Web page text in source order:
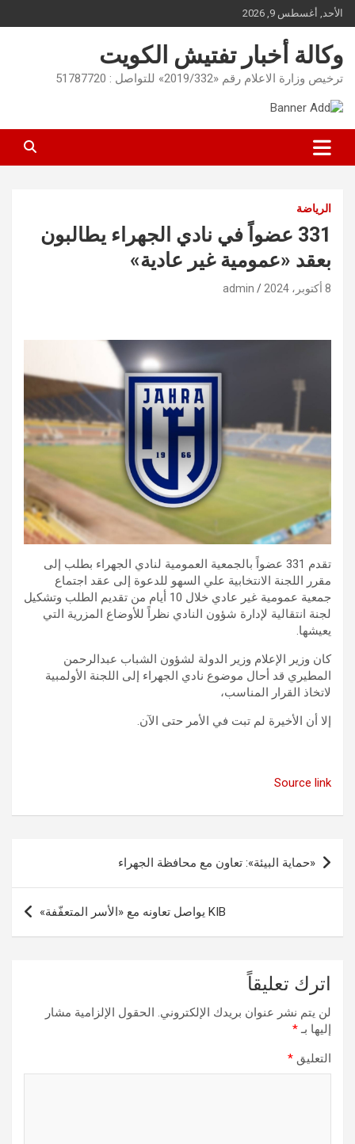
Skip
to
content
الأحد, أغسطس 9, 2026
وكالة أخبار تفتيش الكويت
ترخيص وزارة الاعلام رقم «2019/332» للتواصل : 51787720
الرياضة
331 عضواً في نادي الجهراء يطالبون
بعقد «عمومية غير عادية»
8 أكتوبر، 2024 admin
تقدم 331 عضواً بالجمعية العمومية لنادي الجهراء بطلب إلى
مقرر اللجنة الانتخابية علي السهو للدعوة إلى عقد اجتماع
جمعية عمومية غير عادي خلال 10 أيام من تقديم الطلب وتشكيل
لجنة انتقالية لإدارة شؤون النادي نظراً للأوضاع المزرية التي
يعيشها.
كان وزير الإعلام وزير الدولة لشؤون الشباب عبدالرحمن
المطيري قد أحال موضوع نادي الجهراء إلى اللجنة الأولمبية
لاتخاذ القرار المناسب،
إلا أن الأخيرة لم تبت في الأمر حتى الآن.
Source link
تصفّح
المقالات
«حماية البيئة»: تعاون مع محافظة الجهراء
KIB يواصل تعاونه مع «الأسر المتعفّفة»
اترك تعليقاً
لن يتم نشر عنوان بريدك الإلكتروني. الحقول الإلزامية مشار
إليها بـ*
التعليق *